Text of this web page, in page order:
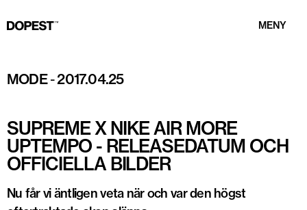
MENY
MODE-2017.04.25
SUPREME X NIKE AIR MORE
UPTEMPO - RELEASEDATUM OCH
OFFICIELLA BILDER
Nu får vi äntligen veta när och var den högst